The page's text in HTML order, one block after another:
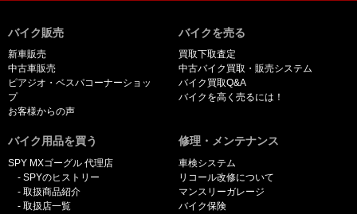
バイク販売
新車販売
中古車販売
ピアジオ・ベスパコーナーショッ
プ
お客様からの声
バイクを売る
買取下取査定
中古バイク買取・販売システム
バイク買取Q&A
バイクを高く売るには！
バイク用品を買う
SPY MXゴーグル 代理店
SPYのヒストリー
取扱商品紹介
取扱店一覧
修理・メンテナンス
車検システム
リコール改修について
マンスリーガレージ
バイク保険